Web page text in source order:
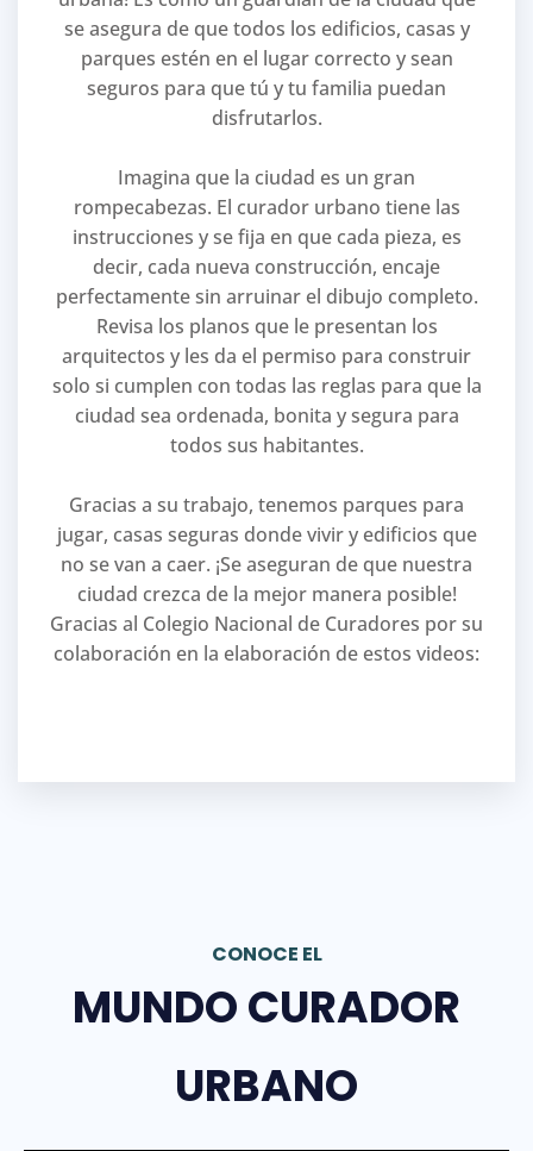
se asegura de que todos los edificios, casas y
parques estén en el lugar correcto y sean
seguros para que tú y tu familia puedan
disfrutarlos.
Imagina que la ciudad es un gran
rompecabezas. El curador urbano tiene las
instrucciones y se fija en que cada pieza, es
decir, cada nueva construcción, encaje
perfectamente sin arruinar el dibujo completo.
Revisa los planos que le presentan los
arquitectos y les da el permiso para construir
solo si cumplen con todas las reglas para que la
ciudad sea ordenada, bonita y segura para
todos sus habitantes.
Gracias a su trabajo, tenemos parques para
jugar, casas seguras donde vivir y edificios que
no se van a caer. ¡Se aseguran de que nuestra
ciudad crezca de la mejor manera posible!
Gracias al Colegio Nacional de Curadores por su
colaboración en la elaboración de estos videos:
CONOCE EL
MUNDO CURADOR
URBANO